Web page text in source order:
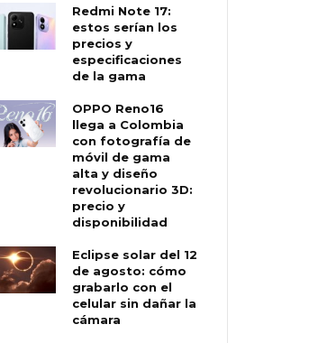
Redmi Note 17:
estos serían los
precios y
especificaciones
de la gama
OPPO Reno16
llega a Colombia
con fotografía de
móvil de gama
alta y diseño
revolucionario 3D:
precio y
disponibilidad
Eclipse solar del 12
de agosto: cómo
grabarlo con el
celular sin dañar la
cámara